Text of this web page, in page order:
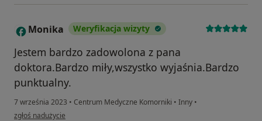
M Monika Weryfikacja wizyty
Jestem bardzo zadowolona z pana
doktora.Bardzo miły,wszystko wyjaśnia.Bardzo
punktualny.
7 września 2023 • Centrum Medyczne Komorniki • Inny •
w opinii użytkownika Monika
zgłoś nadużycie